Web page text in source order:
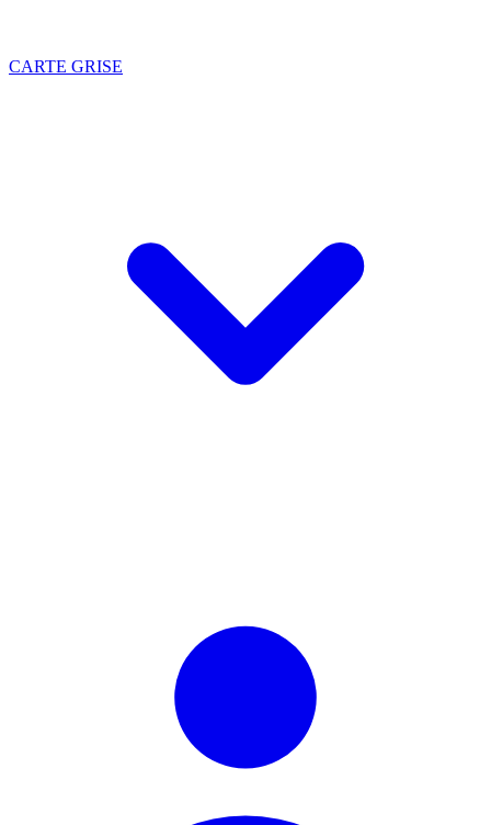
CARTE GRISE